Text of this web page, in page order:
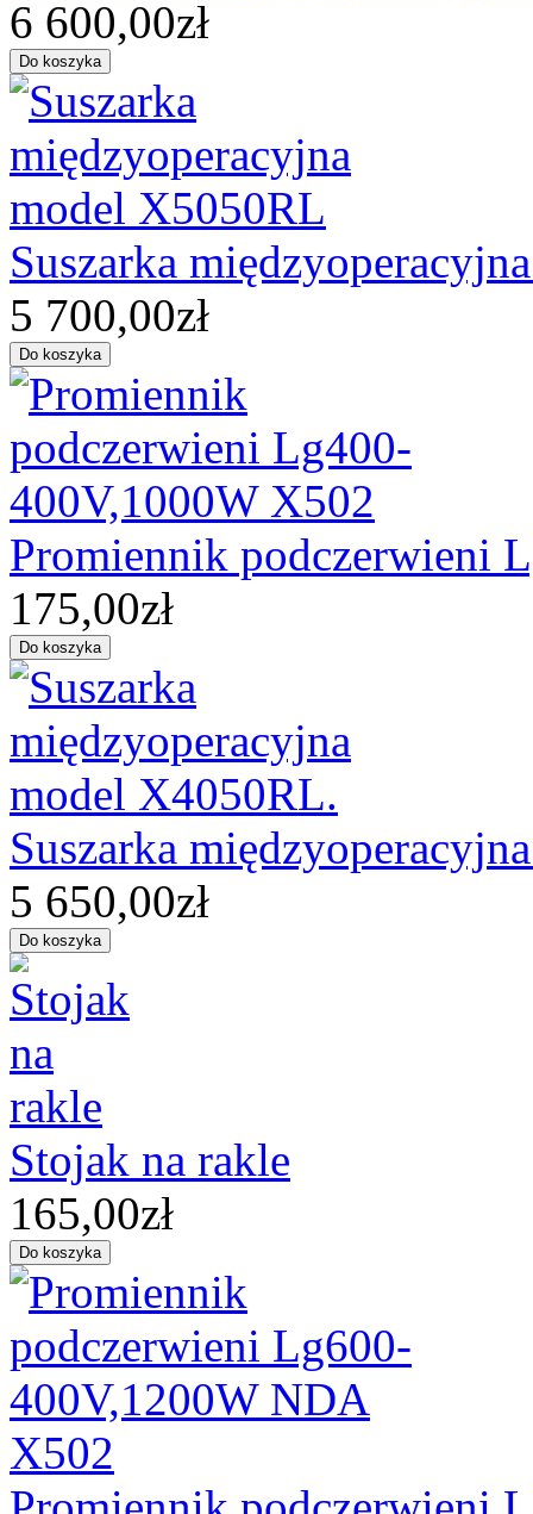
6 600,00zł
Suszarka
5 700,00zł
Promiennik podczerwieni
175,00zł
Suszarka
5 650,00zł
Stojak na rakle
165,00zł